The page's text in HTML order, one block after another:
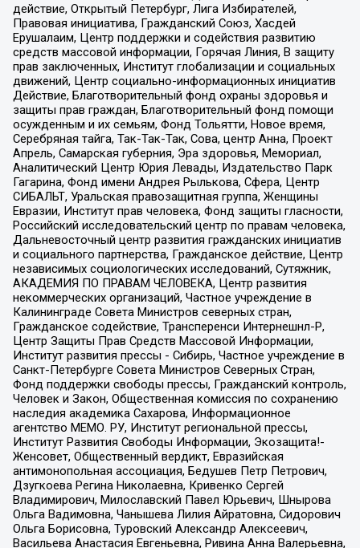
действие, Открытый Петербург, Лига Избирателей,
Правовая инициатива, Гражданский Союз, Хасдей
Ерушалаим, Центр поддержки и содействия развитию
средств массовой информации, Горячая Линия, В защиту
прав заключенных, Институт глобализации и социальных
движений, Центр социально-информационных инициатив
Действие, Благотворительный фонд охраны здоровья и
защиты прав граждан, Благотворительный фонд помощи
осужденным и их семьям, Фонд Тольятти, Новое время,
Серебряная тайга, Так-Так-Так, Сова, центр Анна, Проект
Апрель, Самарская губерния, Эра здоровья, Мемориал,
Аналитический Центр Юрия Левады, Издательство Парк
Гагарина, Фонд имени Андрея Рылькова, Сфера, Центр
СИБАЛЬТ, Уральская правозащитная группа, Женщины
Евразии, Институт прав человека, Фонд защиты гласности,
Российский исследовательский центр по правам человека,
Дальневосточный центр развития гражданских инициатив
и социального партнерства, Гражданское действие, Центр
независимых социологических исследований, Сутяжник,
АКАДЕМИЯ ПО ПРАВАМ ЧЕЛОВЕКА, Центр развития
некоммерческих организаций, Частное учреждение в
Калининграде Совета Министров северных стран,
Гражданское содействие, Трансперенси Интернешнл-Р,
Центр Защиты Прав Средств Массовой Информации,
Институт развития прессы - Сибирь, Частное учреждение в
Санкт-Петербурге Совета Министров Северных Стран,
Фонд поддержки свободы прессы, Гражданский контроль,
Человек и Закон, Общественная комиссия по сохранению
наследия академика Сахарова, Информационное
агентство МЕМО. РУ, Институт региональной прессы,
Институт Развития Свободы Информации, Экозащита!-
Женсовет, Общественный вердикт, Евразийская
антимонопольная ассоциация, Бедушев Петр Петрович,
Дзугкоева Регина Николаевна, Кривенко Сергей
Владимирович, Милославский Павел Юрьевич, Шнырова
Ольга Вадимовна, Чанышева Лилия Айратовна, Сидорович
Ольга Борисовна, Туровский Александр Алексеевич,
Васильева Анастасия Евгеньевна, Ривина Анна Валерьевна,